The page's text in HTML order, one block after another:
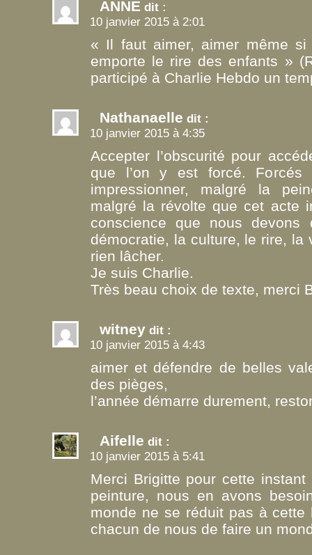
ANNE dit :
10 janvier 2015 à 2:01
« Il faut aimer, aimer même
emporte le rire des enfants »
participé à Charlie Hebdo un
Nathanaelle dit :
10 janvier 2015 à 4:35
Accepter l’obscurité pour
que l’on y est forcé.
impressionner, malgré la
malgré la révolte que cet acte
conscience que nous devons
démocratie, la culture, le rire, la
rien lâcher.
Je suis Charlie.
Très beau choix de texte, merci
witney dit :
10 janvier 2015 à 4:43
aimer et défendre de belles
des pièges,
l’année démarre durement,
Aifelle dit :
10 janvier 2015 à 5:41
Merci Brigitte pour cette
peinture, nous en avons
monde ne se réduit pas à cette
chacun de nous de faire un